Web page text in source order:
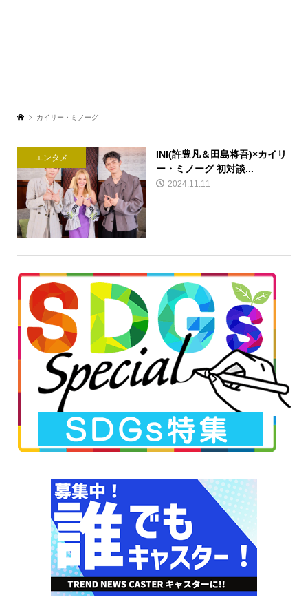
カイリー・ミノーグ
エンタメ
INI(許豊凡＆田島将吾)×カイリ
ー・ミノーグ 初対談...
2024.11.11